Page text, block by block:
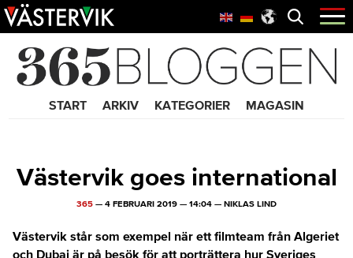
Hoppa
till
Skip
to
content
Hoppa
till
Öppna
menyn
365 Bloggen
START ARKIV KATEGORIER MAGASIN
Västervik goes international
365 — 4 FEBRUARI 2019 — 14:04 — NIKLAS LIND
Västervik står som exempel när ett filmteam från Algeriet
och Dubai är på besök för att porträttera hur Sveriges